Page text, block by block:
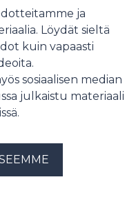
Denise Niemi
ja
Löydät sieltä
kuin vapaasti
sosiaalisen median
julkaistu materiaali